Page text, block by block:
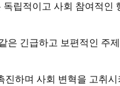
립적이고 사회 참여적인
은 긴급하고 보편적인 주
하며 사회 변혁을 고취